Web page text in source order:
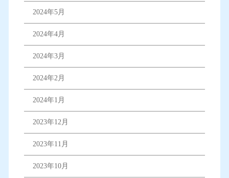
2024年5月
2024年4月
2024年3月
2024年2月
2024年1月
2023年12月
2023年11月
2023年10月